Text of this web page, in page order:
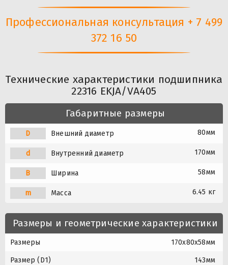
Профессиональная консультация + 7 499
372 16 50
Технические характеристики подшипника
22316 EKJA/VA405
Габаритные размеры
D Внешний диаметр 80мм
d Внутренний диаметр 170мм
B Ширина 58мм
m Масса 6.45 кг
Размеры и геометрические характеристики
Размеры 170x80x58мм
Размер (D1) 143мм